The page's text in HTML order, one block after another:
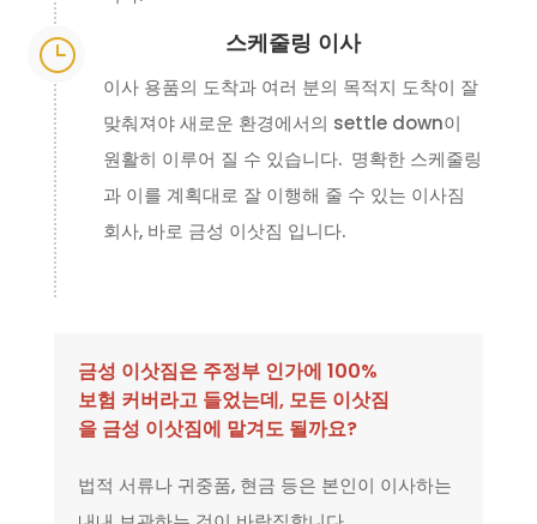
} 스케줄링 이사
이사 용품의 도착과 여러 분의 목적지 도착이 잘
맞춰져야 새로운 환경에서의 settle down이
원활히 이루어 질 수 있습니다. 명확한 스케줄링
과 이를 계획대로 잘 이행해 줄 수 있는 이사짐
회사, 바로 금성 이삿짐 입니다.
금성 이삿짐은 주정부 인가에 100%
보험 커버라고 들었는데, 모든 이삿짐
을 금성 이삿짐에 맡겨도 될까요?
법적 서류나 귀중품, 현금 등은 본인이 이사하는